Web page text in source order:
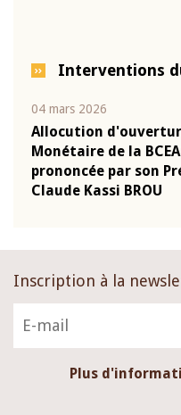
Interventions
04 mars 2026
Allocution
Monétaire de la
prononcée par son
Claude Kassi BROU
Inscription à la
Plus